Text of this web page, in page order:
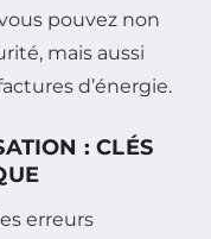
pouvez non
mais aussi
d’énergie.
: CLÉS
erreurs